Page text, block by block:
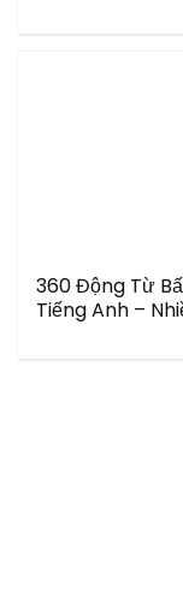
360 Động Từ
Tiếng Anh –